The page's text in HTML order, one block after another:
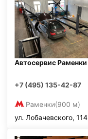
Автосервис Раменки
+7 (495) 135-42-87
Раменки(900 м)
ул. Лобачевского, 114